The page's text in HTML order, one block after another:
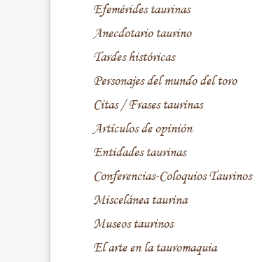
Efemérides taurinas
Anecdotario taurino
Tardes históricas
Personajes del mundo del toro
Citas / Frases taurinas
Artículos de opinión
Entidades taurinas
Conferencias-Coloquios Taurinos
Miscelánea taurina
Museos taurinos
El arte en la tauromaquia